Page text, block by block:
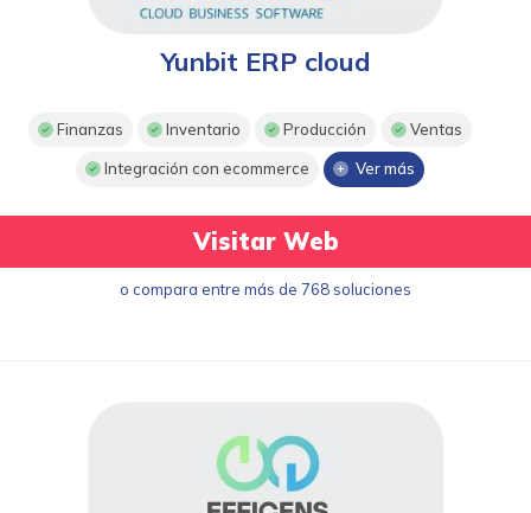
Yunbit ERP cloud
Finanzas Inventario Producción Ventas
Integración con ecommerce Ver más
Visitar Web
o compara entre más de 768 soluciones